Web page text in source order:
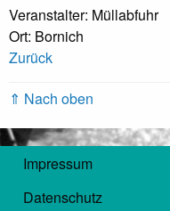
Veranstalter: Müllabfuhr
Ort: Bornich
Zurück
⇑ Nach oben
Impressum
Datenschutz